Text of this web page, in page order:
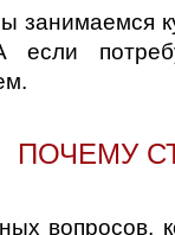
занимаемся
если
ПОЧЕМУ
вопросов,